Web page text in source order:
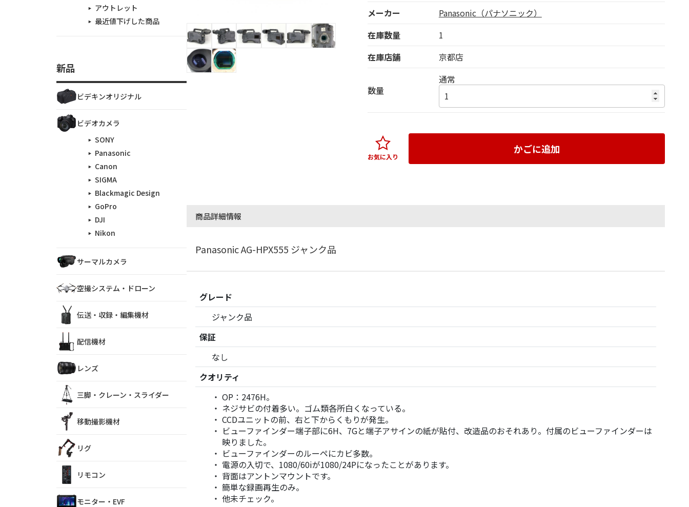
メーカー
Panasonic（パナソニック）
在庫数量
1
在庫店舗
京都店
数量
通常
かごに追加
お気に入り
商品詳細情報
Panasonic AG-HPX555 ジャンク品
グレード
ジャンク品
保証
なし
クオリティ
OP：2476H。
ネジサビの付着多い。ゴム類各所白くなっている。
CCDユニットの前、右と下からくもりが発生。
ビューファインダー端子部に6H、7Gと端子アサインの紙が貼付、改造品のおそれあり。付属のビューファインダーは
映りました。
ビューファインダーのルーペにカビ多数。
電源の入切で、1080/60iが1080/24Pになったことがあります。
背面はアントンマウントです。
簡単な録画再生のみ。
他未チェック。
アウトレット
最近値下げした商品
新品
ビデキンオリジナル
ビデオカメラ
SONY
Panasonic
Canon
SIGMA
Blackmagic Design
GoPro
DJI
Nikon
サーマルカメラ
空撮システム・ドローン
伝送・収録・編集機材
配信機材
レンズ
三脚・クレーン・スライダー
移動撮影機材
リグ
リモコン
モニター・EVF